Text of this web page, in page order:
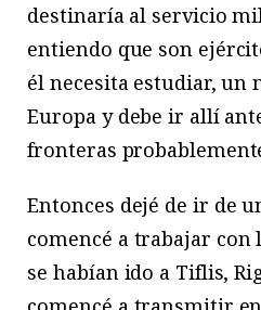
destinaría al servicio
entiendo que son
él necesita estudiar, un
Europa y debe ir allí
fronteras
Entonces dejé de ir de
comencé a trabajar con
se habían ido a Tiflis,